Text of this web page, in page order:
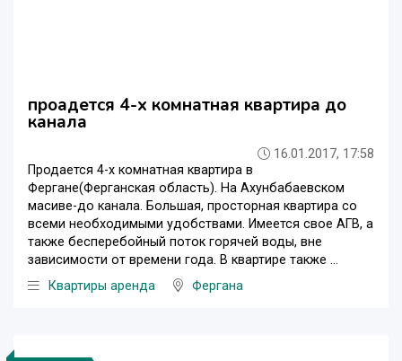
проадется 4-х комнатная квартира до
канала
16.01.2017, 17:58
Продается 4-х комнатная квартира в
Фергане(Ферганская область). На Ахунбабаевском
масиве-до канала. Большая, просторная квартира со
всеми необходимыми удобствами. Имеется свое АГВ, а
также бесперебойный поток горячей воды, вне
зависимости от времени года. В квартире также ...
Квартиры аренда
Фергана